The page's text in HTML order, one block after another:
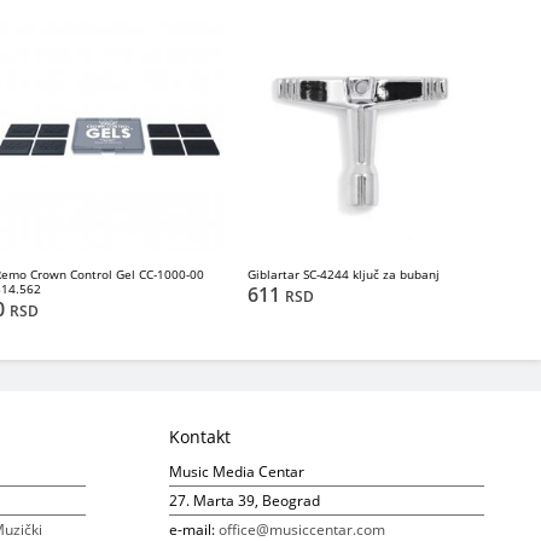
Crown Control Gel CC-1000-00
RSD
Giblartar SC-4244 ključ za bubanj
611 RSD
Kontakt
Music Media Centar
27. Marta 39, Beograd
e-mail:office@musiccentar.com